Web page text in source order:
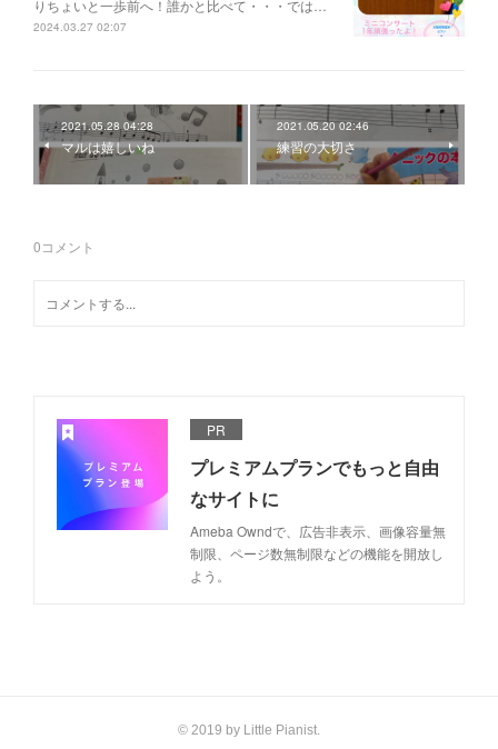
りちょいと一歩前へ！誰かと比べて・・・では…
2024.03.27 02:07
2021.05.28 04:28
マルは嬉しいね
2021.05.20 02:46
練習の大切さ
0コメント
PR
プレミアムプランでもっと自由
なサイトに
Ameba Owndで、広告非表示、画像容量無
制限、ページ数無制限などの機能を開放し
よう。
​© 2019 by Little Pianist.